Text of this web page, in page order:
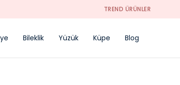
TREND ÜRÜNLER
Bileklik Yüzük Küpe Blog